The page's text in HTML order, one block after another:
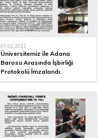
07.02.2022
Üniversitemiz ile Adana
Barosu Arasında İşbirliği
Protokolü İmzalandı.